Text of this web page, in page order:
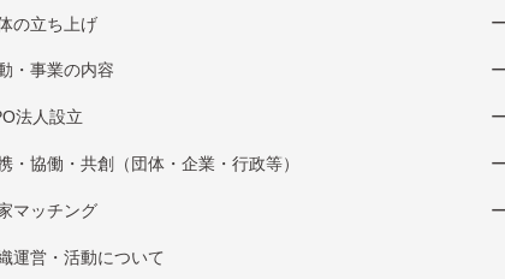
の立ち上げ
・事業の内容
法⼈設⽴
・協働・共創（団体・企業・⾏政等）
マッチング
運営・活動について